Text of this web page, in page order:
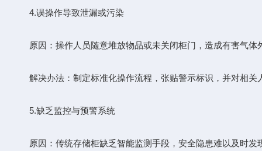
4.误操作导致泄漏或污染
原因：操作人员随意堆放物品或未关闭柜门，造成有害气体
解决办法：制定标准化操作流程，张贴警示标识，并对相关
5.缺乏监控与预警系统
原因：传统存储柜缺乏智能监测手段，安全隐患难以及时发